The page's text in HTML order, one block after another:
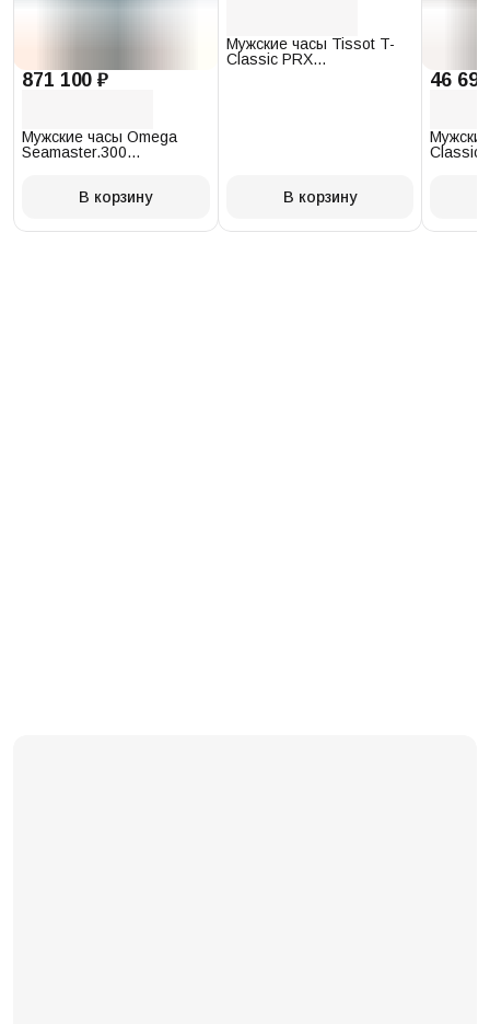
871 100 ₽
Мужские часы Omega
Seamaster.300
В корзину
Мужские часы Tissot T-
Classic PRX
В корзину
46
Classic